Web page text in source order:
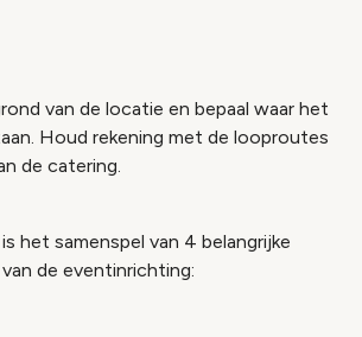
van de locatie en bepaal waar het
Houd rekening met de looproutes
de catering.
het samenspel van 4 belangrijke
de eventinrichting: